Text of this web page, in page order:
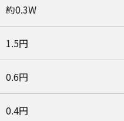
約0.3W
1.5円
0.6円
0.4円